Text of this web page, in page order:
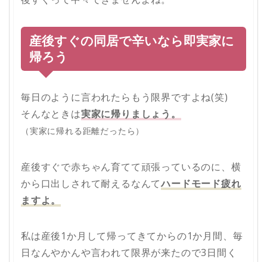
産後すぐの同居で辛いなら即実家に
帰ろう
毎日のように言われたらもう限界ですよね(笑)
そんなときは実家に帰りましょう。
（実家に帰れる距離だったら）
産後すぐで赤ちゃん育てて頑張っているのに、横
から口出しされて耐えるなんてハードモード疲れ
ますよ。
私は産後1か月して帰ってきてからの1か月間、毎
日なんやかんや言われて限界が来たので3日間く